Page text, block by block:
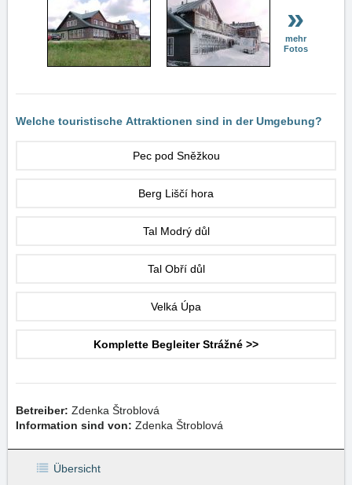
»
mehr
Fotos
Welche touristische Attraktionen sind in der Umgebung?
Pec pod Sněžkou
Berg Liščí hora
Tal Modrý důl
Tal Obří důl
Velká Úpa
Komplette Begleiter Strážné >>
Betreiber: Zdenka Štroblová
Information sind von: Zdenka Štroblová
Übersicht